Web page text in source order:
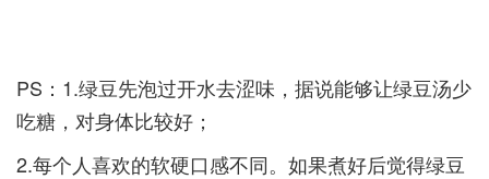
PS：1.绿豆先泡过开水去涩味，据说能够让绿豆汤少
吃糖，对身体比较好；­
2.每个人喜欢的软硬口感不同。如果煮好后觉得绿豆